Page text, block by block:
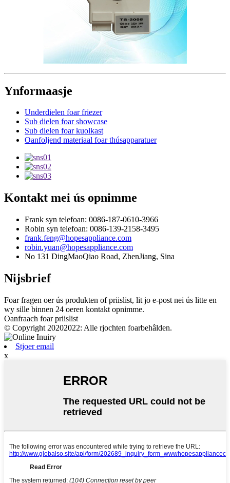
Ynformaasje
Underdielen foar friezer
Sub dielen foar showcase
Sub dielen foar kuolkast
Oanfoljend materiaal foar thúsapparatuer
Kontakt mei ús opnimme
Frank syn telefoan: 0086-187-0610-3966
Robin syn telefoan: 0086-139-2158-3495
frank.feng@hopesappliance.com
robin.yuan@hopesappliance.com
No 131 DingMaoQiao Road, ZhenJiang, Sina
Nijsbrief
Foar fragen oer ús produkten of priislist, lit jo e-post nei ús litte en
wy sille binnen 24 oeren kontakt opnimme.
Oanfraach foar priislist
© Copyright 20202022: Alle rjochten foarbehâlden.
Stjoer email
x